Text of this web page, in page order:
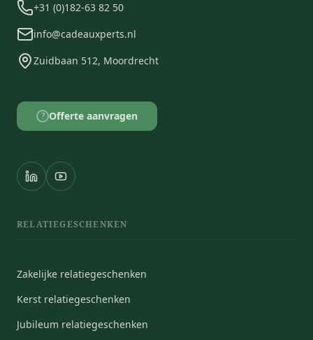
+31 (0)182-63 82 50
info@cadeauxperts.nl
Zuidbaan 512, Moordrecht
? Offerte aanvragen
RELATIEGESCHENKEN
Zakelijke relatiegeschenken
Kerst relatiegeschenken
Jubileum relatiegeschenken